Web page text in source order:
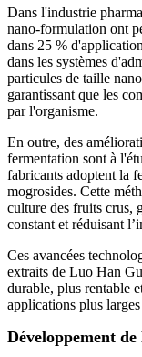
Dans l'industrie
nano-formulation ont
dans 25 %
dans les systèmes
particules de taille
garantissant que les
par l'organisme.
En outre, des
fermentation sont à
fabricants adoptent la
mogrosides. Cette
culture des fruits crus,
constant et réduisant
Ces avancées
extraits de Luo Han
durable, plus rentable
applications plus
Développement